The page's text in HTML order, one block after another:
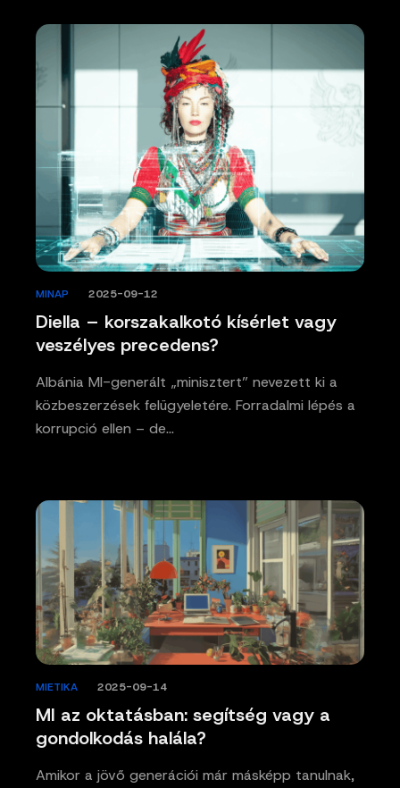
Diella – korszakalkotó kísérlet vagy
veszélyes precedens?
MINAP 2025-09-12
Albánia MI-generált „minisztert” nevezett ki a
közbeszerzések felügyeletére. Forradalmi lépés a
korrupció ellen – de…
MI az oktatásban: segítség vagy a
gondolkodás halála?
MIETIKA 2025-09-14
Amikor a jövő generációi már másképp tanulnak,